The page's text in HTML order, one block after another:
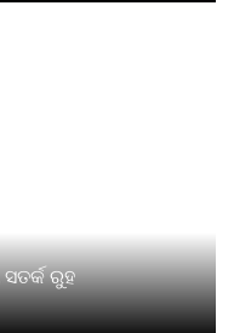
ରୁହ